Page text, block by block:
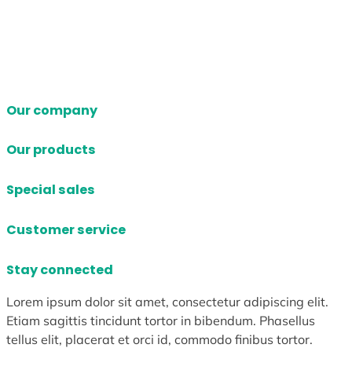
Our company
Our products
Special sales
Customer service
Stay connected
Lorem ipsum dolor sit amet, consectetur adipiscing elit.
Etiam sagittis tincidunt tortor in bibendum. Phasellus
tellus elit, placerat et orci id, commodo finibus tortor.